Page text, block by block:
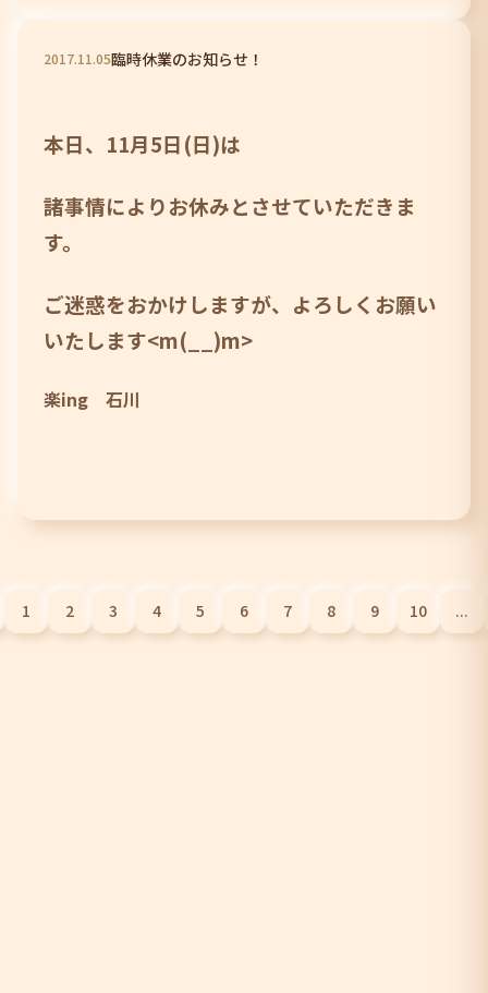
2017.11.05臨時休業のお知らせ！
本日、11月5日(日)は
諸事情によりお休みとさせていただきま
す。
ご迷惑をおかけしますが、よろしくお願い
いたします<m(__)m>
楽ing 石川
1 2 3 4 5 6 7 8 9 10 ...